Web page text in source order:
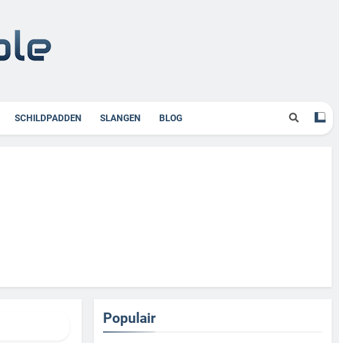
SCHILDPADDEN SLANGEN BLOG
Populair